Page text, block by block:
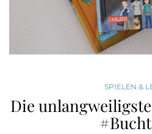
SPIELEN &
Die